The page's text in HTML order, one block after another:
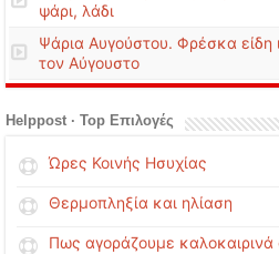
ψάρι, λάδι
Ψάρια Αυγούστου. Φρέσκα είδη
τον Αύγουστο
Helppost · Top Επιλογές
Ώρες Κοινής Ησυχίας
Θερμοπληξία και ηλίαση
Πως αγοράζουμε καλοκαιρινά